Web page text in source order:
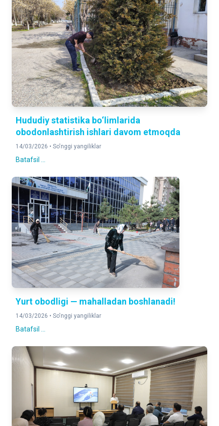
Hududiy statistika bo‘limlarida
obodonlashtirish ishlari davom etmoqda
14/03/2026 • So'nggi yangiliklar
Batafsil ...
Yurt obodligi — mahalladan boshlanadi!
14/03/2026 • So'nggi yangiliklar
Batafsil ...